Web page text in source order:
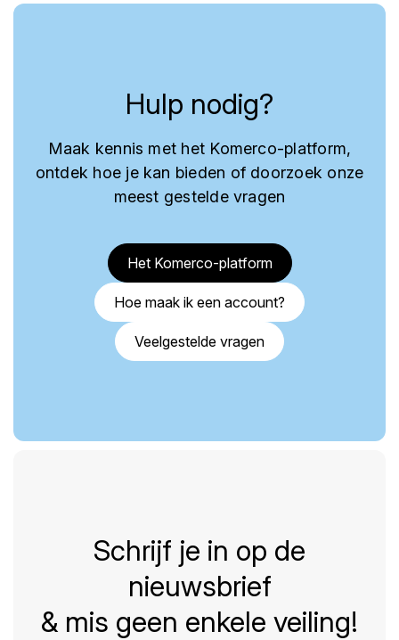
Hulp nodig?
Maak kennis met het Komerco-platform,
ontdek hoe je kan bieden of doorzoek onze
meest gestelde vragen
Het Komerco-platform
Hoe maak ik een account?
Veelgestelde vragen
Schrijf je in op de
nieuwsbrief
& mis geen enkele veiling!